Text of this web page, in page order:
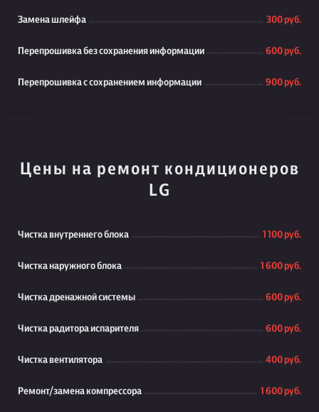
Замена шлейфа 300 руб.
Перепрошивка без сохранения информации 600 руб.
Перепрошивка с сохранением информации 900 руб.
Цены на ремонт кондиционеров
LG
Чистка внутреннего блока 1 100 руб.
Чистка наружного блока 1 600 руб.
Чистка дренажной системы 600 руб.
Чистка радитора испарителя 600 руб.
Чистка вентилятора 400 руб.
Ремонт/замена компрессора 1 600 руб.